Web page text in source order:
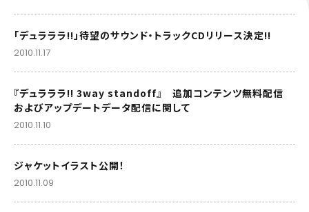
「デュラララ!!」待望のサウンド・トラックCDリリース決定!!
2010.11.17
『デュラララ!! 3way standoff』 追加コンテンツ無料配信
およびアップデートデータ配信に関して
2010.11.10
ジャケットイラスト公開！
2010.11.09